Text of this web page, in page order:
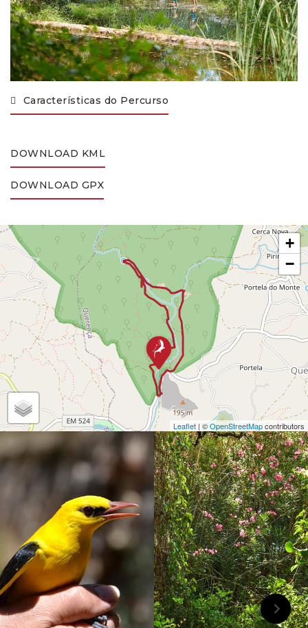
Características do Percurso
DOWNLOAD KML
DOWNLOAD GPX
+
−
Leaflet | ©OpenStreetMapcontributors